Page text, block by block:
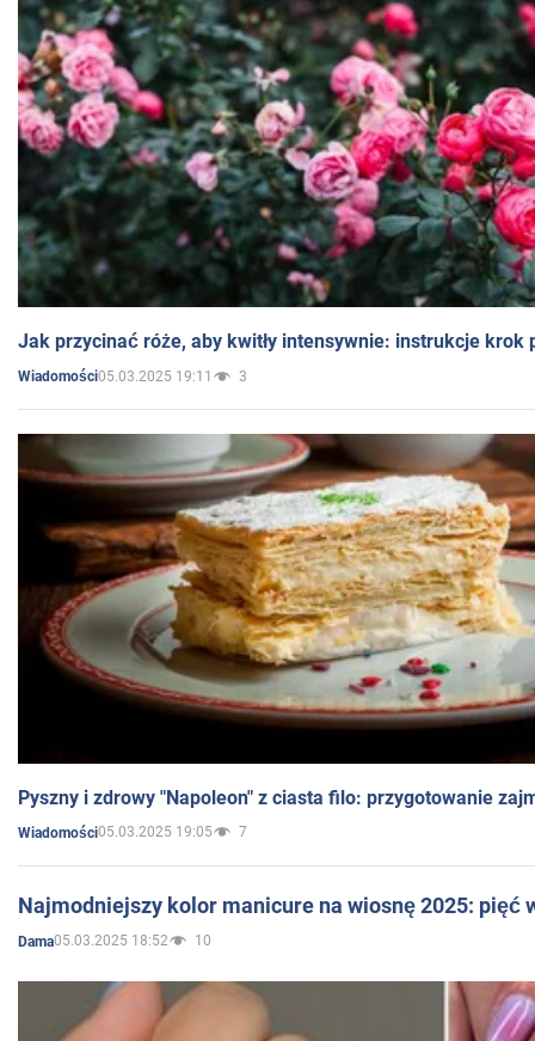
Jak przycinać róże, aby kwitły intensywnie: instrukcje krok
Wiadomości05.03.2025 19:11 3
Pyszny i zdrowy "Napoleon" z ciasta filo: przygotowanie
Wiadomości05.03.2025 19:05 7
Najmodniejszy kolor manicure na wiosnę 2025: pięć
Dama05.03.2025 18:52 10